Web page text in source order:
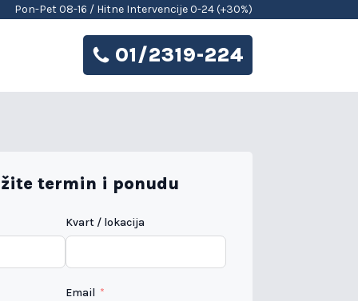
Pon-Pet 08-16 / Hitne Intervencije 0-24 (+30%)
01/2319-224
termin i ponudu
Kvart / lokacija
Email